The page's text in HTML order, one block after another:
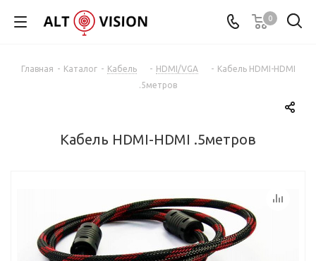
0
Главная - Каталог - Кабель - HDMI/VGA - Кабель HDMI-HDMI
.5метров
Кабель HDMI-HDMI .5метров